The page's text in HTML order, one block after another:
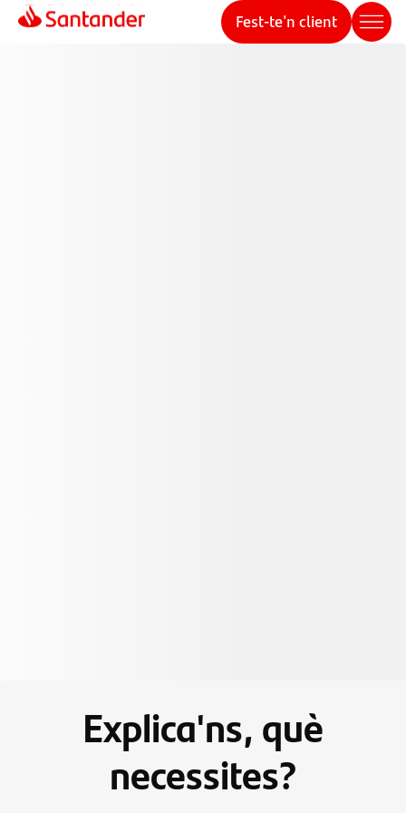
Banco Fest-te'n client
Explica'ns, què
necessites?